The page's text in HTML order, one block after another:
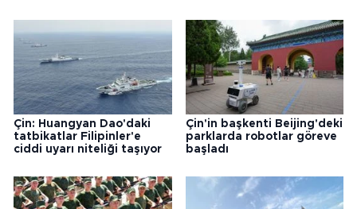
Çin: Huangyan Dao'daki
tatbikatlar Filipinler'e
ciddi uyarı niteliği taşıyor
Çin'in başkenti Beijing'deki
parklarda robotlar göreve
başladı